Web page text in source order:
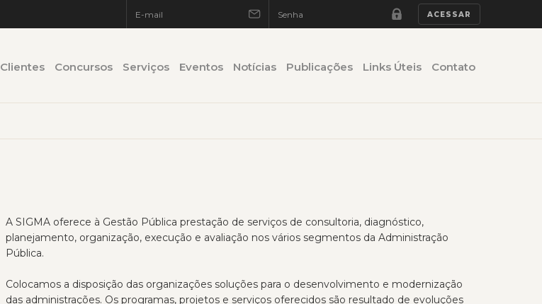
Clientes Concursos Serviços Eventos Notícias Publicações Links Úteis Contato
A SIGMA oferece à Gestão Pública prestação de serviços de consultoria, diagnóstico,
planejamento, organização, execução e avaliação nos vários segmentos da Administração
Pública.
Colocamos a disposição das organizações soluções para o desenvolvimento e modernização
das administrações. Os programas, projetos e serviços oferecidos são resultado de evoluções